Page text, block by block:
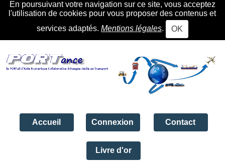
En poursuivant votre navigation sur ce site, vous acceptez
l'utilisation de cookies pour vous proposer des contenus et
services adaptés. Mentions légales. OK
Accueil Connexion Contact
Livre d'or